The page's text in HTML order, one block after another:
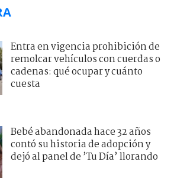
Entra en vigencia prohibición de
remolcar vehículos con cuerdas o
cadenas: qué ocupar y cuánto
cuesta
Bebé abandonada hace 32 años
contó su historia de adopción y
dejó al panel de ’Tu Día’ llorando